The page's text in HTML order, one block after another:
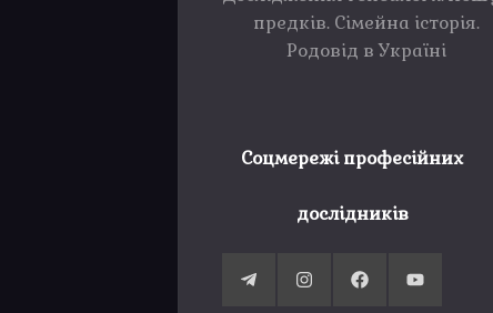
предків. Сімейна історія.
Родовід в Україні
Соцмережі професійних
дослідників